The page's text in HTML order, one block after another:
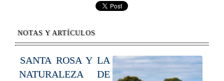
NOTAS Y ARTÍCULOS
SANTA ROSA Y LA
NATURALEZA DE